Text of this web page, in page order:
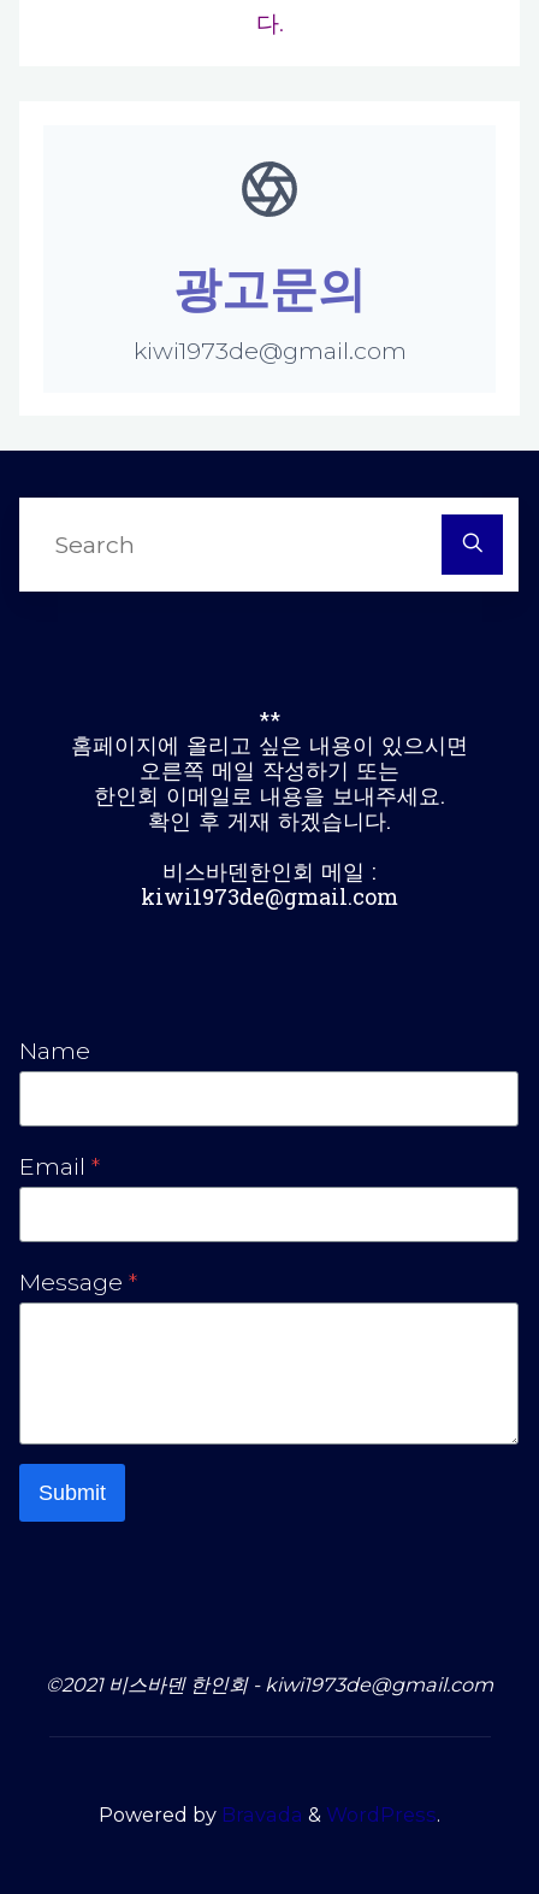
다.
광고문의
kiwi1973de@gmail.com
**
홈페이지에 올리고 싶은 내용이 있으시면
오른쪽 메일 작성하기 또는
한인회 이메일로 내용을 보내주세요.
확인 후 게재 하겠습니다.
비스바덴한인회 메일 :
kiwi1973de@gmail.com
Name
Email *
Message *
Submit
©2021 비스바덴 한인회 - kiwi1973de@gmail.com
Powered by Bravada & WordPress.